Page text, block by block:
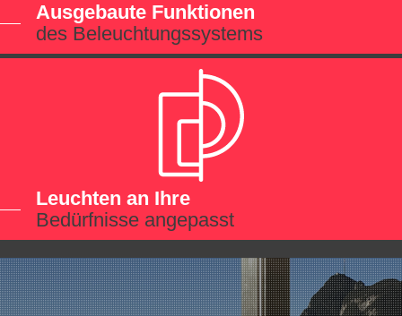
Ausgebaute Funktionen
des Beleuchtungssystems
Leuchten an Ihre
Bedürfnisse angepasst